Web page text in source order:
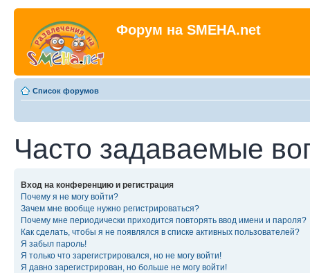
Форум на SMEHA.net
Список форумов
Часто задаваемые
Вход на конференцию и регистрация
Почему я не могу войти?
Зачем мне вообще нужно регистрироваться?
Почему мне периодически приходится повторять ввод имени и пароля?
Как сделать, чтобы я не появлялся в списке активных пользователей?
Я забыл пароль!
Я только что зарегистрировался, но не могу войти!
Я давно зарегистрирован, но больше не могу войти!